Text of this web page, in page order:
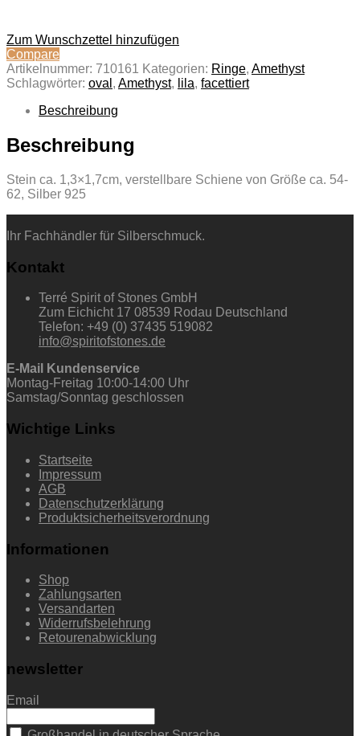
Zum Wunschzettel hinzufügen
Compare
Artikelnummer: 710161 Kategorien: Ringe, Amethyst
Schlagwörter: oval , Amethyst, lila, facettiert
Beschreibung
Beschreibung
Stein ca. 1,3×1,7cm, verstellbare Schiene von Größe ca. 54-
62, Silber 925
Ihr Fachhändler für Silberschmuck.
Kontakt
Terré Spirit of Stones GmbH
Zum Eichicht 17 08539 Rodau Deutschland
Telefon: +49 (0) 37435 519082
info@spiritofstones.de
E-Mail Kundenservice
Montag-Freitag 10:00-14:00 Uhr
Samstag/Sonntag geschlossen
Wichtige Links
Startseite
Impressum
AGB
Datenschutzerklärung
Produktsicherheitsverordnung
Informationen
Shop
Zahlungsarten
Versandarten
Widerrufsbelehrung
Retourenabwicklung
newsletter
Email